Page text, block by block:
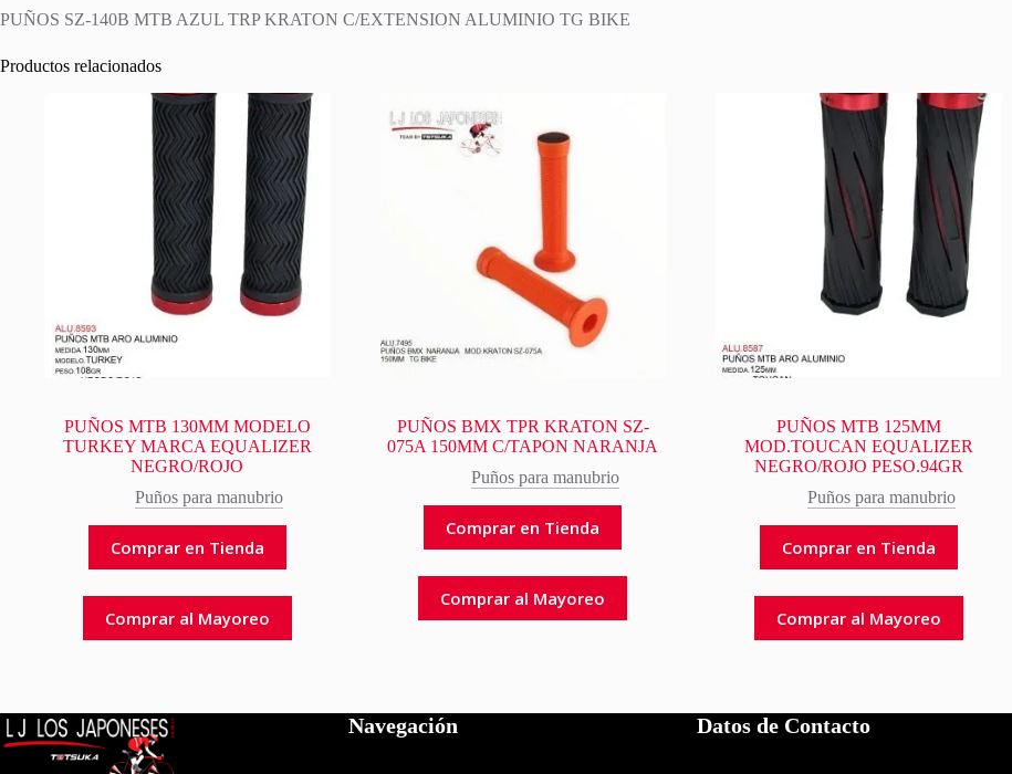
PUÑOS SZ-140B MTB AZUL TRP KRATON C/EXTENSION ALUMINIO TG BIKE
Productos relacionados
PUÑOS MTB 130MM MODELO
TURKEY MARCA EQUALIZER
NEGRO/ROJO
Puños para manubrio
Comprar en Tienda
Comprar al Mayoreo
PUÑOS BMX TPR KRATON SZ-
075A 150MM C/TAPON NARANJA
Puños para manubrio
Comprar en Tienda
Comprar al Mayoreo
PUÑOS MTB 125MM
MOD.TOUCAN EQUALIZER
NEGRO/ROJO PESO.94GR
Puños para manubrio
Comprar en Tienda
Comprar al Mayoreo
Navegación Datos de Contacto